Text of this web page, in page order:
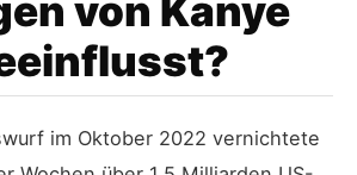
von Kanye
im Oktober 2022 vernichtete